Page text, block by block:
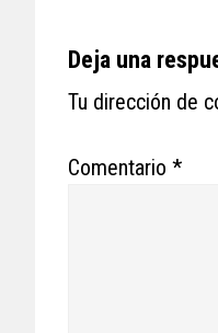
Deja una
Tu dirección de
Comentario *